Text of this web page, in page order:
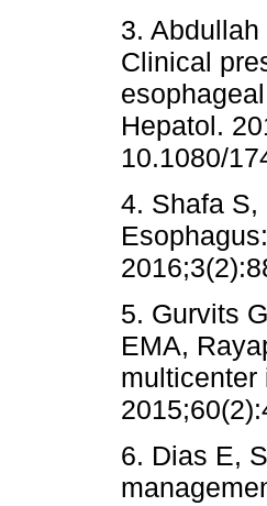
3.
Clinical
Hepatol.
10.1080/
4. Shafa
5. Gurvits
EMA,
multicenter
6. Dias E,